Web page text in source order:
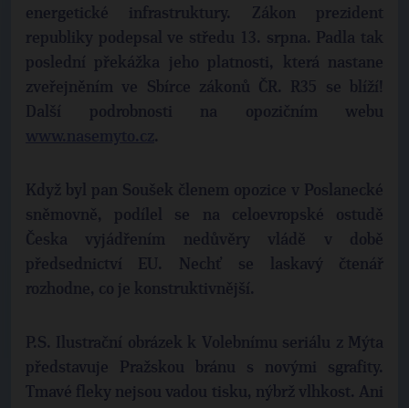
energetické infrastruktury. Zákon prezident
republiky podepsal ve středu 13. srpna. Padla tak
poslední překážka jeho platnosti, která nastane
zveřejněním ve Sbírce zákonů ČR. R35 se blíží!
Další podrobnosti na opozičním webu
.
Když byl pan Soušek členem opozice v Poslanecké
sněmovně, podílel se na celoevropské ostudě
Česka vyjádřením nedůvěry vládě v době
předsednictví EU. Nechť se laskavý čtenář
rozhodne, co je konstruktivnější.
P.S. Ilustrační obrázek k Volebnímu seriálu z Mýta
představuje Pražskou bránu s novými sgrafity.
Tmavé fleky nejsou vadou tisku, nýbrž vlhkost. Ani